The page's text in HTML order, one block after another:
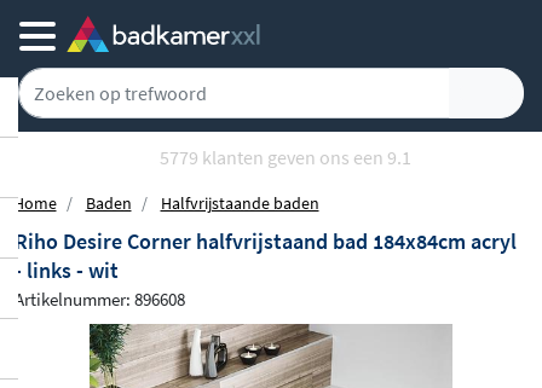
5779 klanten geven ons een 9.1
Home Baden Halfvrijstaande baden
Riho Desire Corner halfvrijstaand bad 184x84cm acryl
- links - wit
Artikelnummer: 896608